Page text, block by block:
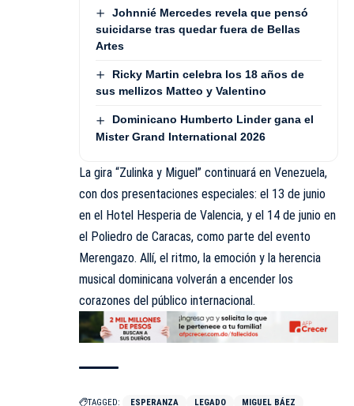
Johnnié Mercedes revela que pensó
suicidarse tras quedar fuera de Bellas
Artes
Ricky Martin celebra los 18 años de
sus mellizos Matteo y Valentino
Dominicano Humberto Linder gana el
Mister Grand International 2026
La gira “Zulinka y Miguel” continuará en Venezuela,
con dos presentaciones especiales: el 13 de junio
en el Hotel Hesperia de Valencia, y el 14 de junio en
el Poliedro de Caracas, como parte del evento
Merengazo. Allí, el ritmo, la emoción y la herencia
musical dominicana volverán a encender los
corazones del público internacional.
TAGGED: ESPERANZA LEGADO MIGUEL BÁEZ